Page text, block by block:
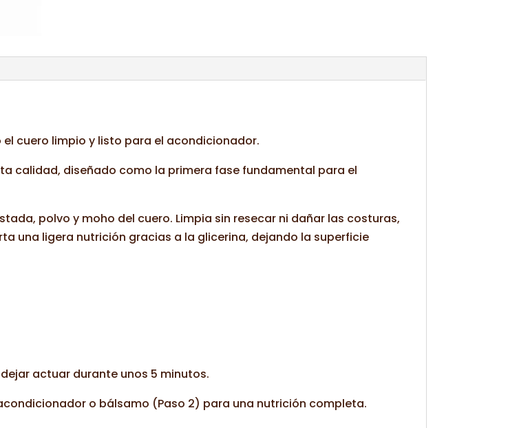
cuero limpio y listo para el acondicionador.
calidad, diseñado como la primera fase fundamental para el
polvo y moho del cuero. Limpia sin resecar ni dañar las costuras,
una ligera nutrición gracias a la glicerina, dejando la superficie
actuar durante unos 5 minutos.
o bálsamo (Paso 2) para una nutrición completa.